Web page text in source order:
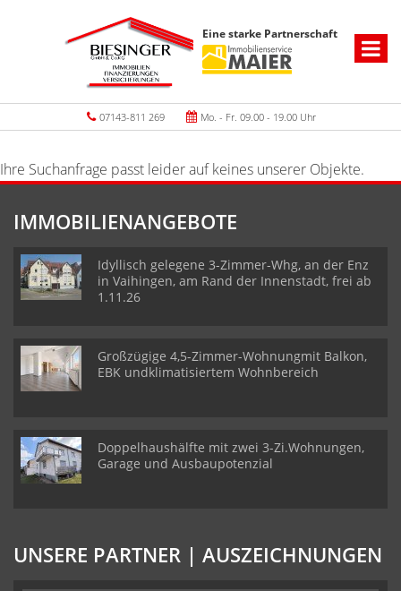
Eine starke Partnerschaft
07143-811 269 Mo. - Fr. 09.00 - 19.00 Uhr
Ihre Suchanfrage passt leider auf keines unserer Objekte.
IMMOBILIENANGEBOTE
Idyllisch gelegene 3-Zimmer-Whg, an der Enz
in Vaihingen, am Rand der Innenstadt, frei ab
1.11.26
Großzügige 4,5-Zimmer-Wohnungmit Balkon,
EBK undklimatisiertem Wohnbereich
Doppelhaushälfte mit zwei 3-Zi.Wohnungen,
Garage und Ausbaupotenzial
UNSERE PARTNER | AUSZEICHNUNGEN